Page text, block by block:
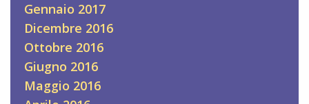
Gennaio 2017
Dicembre 2016
Ottobre 2016
Giugno 2016
Maggio 2016